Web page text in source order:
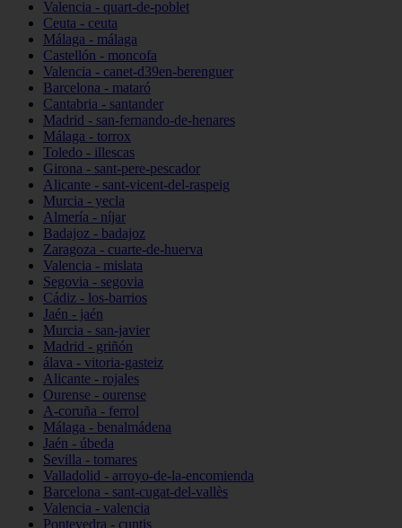
Valencia - quart-de-poblet
Ceuta - ceuta
Málaga - málaga
Castellón - moncofa
Valencia - canet-d39en-berenguer
Barcelona - mataró
Cantabria - santander
Madrid - san-fernando-de-henares
Málaga - torrox
Toledo - illescas
Girona - sant-pere-pescador
Alicante - sant-vicent-del-raspeig
Murcia - yecla
Almería - níjar
Badajoz - badajoz
Zaragoza - cuarte-de-huerva
Valencia - mislata
Segovia - segovia
Cádiz - los-barrios
Jaén - jaén
Murcia - san-javier
Madrid - griñón
álava - vitoria-gasteiz
Alicante - rojales
Ourense - ourense
A-coruña - ferrol
Málaga - benalmádena
Jaén - úbeda
Sevilla - tomares
Valladolid - arroyo-de-la-encomienda
Barcelona - sant-cugat-del-vallès
Valencia - valencia
Pontevedra - cuntis